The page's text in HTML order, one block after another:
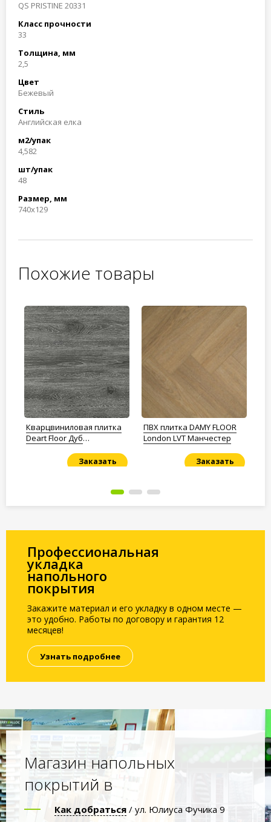
QS PRISTINE 20331
Класс прочности
33
Толщина, мм
2,5
Цвет
Бежевый
Стиль
Английская елка
м2/упак
4,582
шт/упак
48
Размер, мм
740x129
Похожие товары
Кварцвиниловая плитка
Deart Floor Дуб
Заказать
ПВХ плитка DAMY FLOOR
London LVT Манчестер
Заказать
Профессиональная
укладка
напольного
покрытия
Закажите материал и его укладку в одном месте —
это удобно. Работы по договору и гарантия 12
месяцев!
Узнать подробнее
Магазин напольных
покрытий в
Как добраться / ул. Юлиуса Фучика 9